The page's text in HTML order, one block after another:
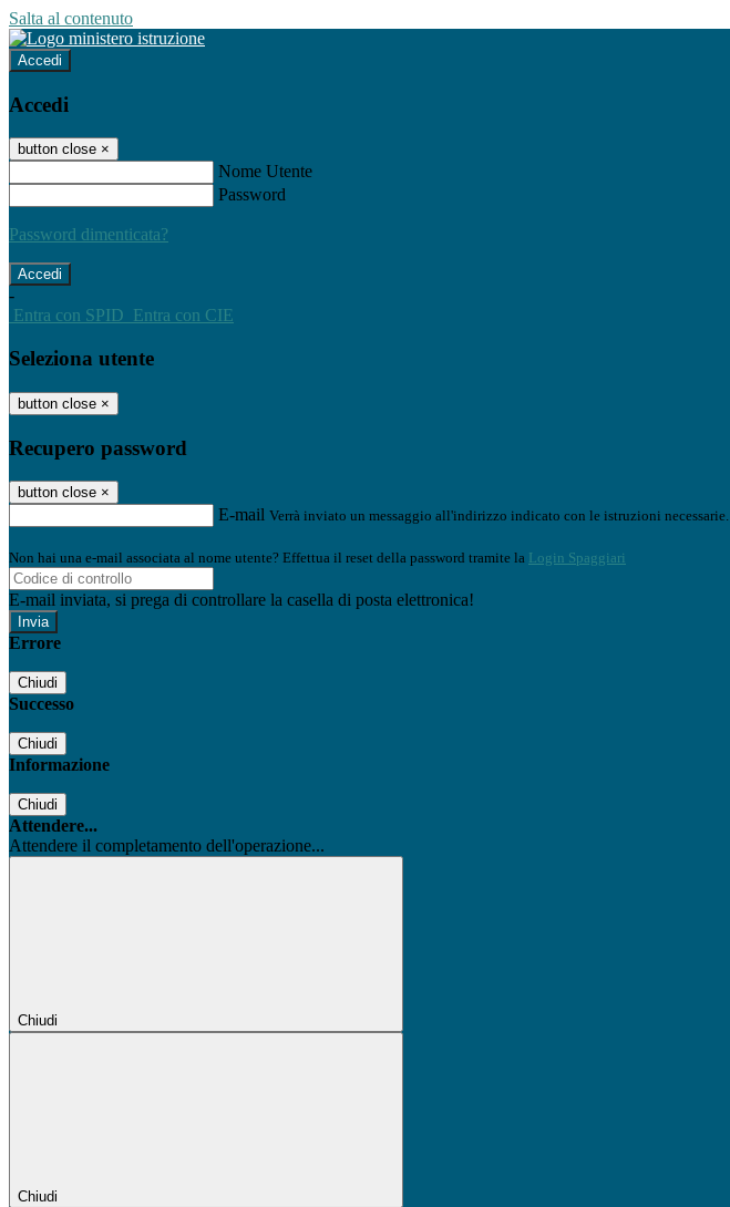
Salta al contenuto
Accedi
Accedi
button close ×
Nome Utente
Password
Password dimenticata?
-
Entra con SPID Entra con CIE
Seleziona utente
button close ×
Recupero password
button close ×
E-mail Verrà inviato un messaggio all'indirizzo indicato con le istruzioni necessarie.
Non hai una e-mail associata al nome utente? Effettua il reset della password tramite la Login Spaggiari
E-mail inviata, si prega di controllare la casella di posta elettronica!
Errore
Chiudi
Successo
Chiudi
Informazione
Chiudi
Attendere...
Attendere il completamento dell'operazione...
Chiudi
Chiudi